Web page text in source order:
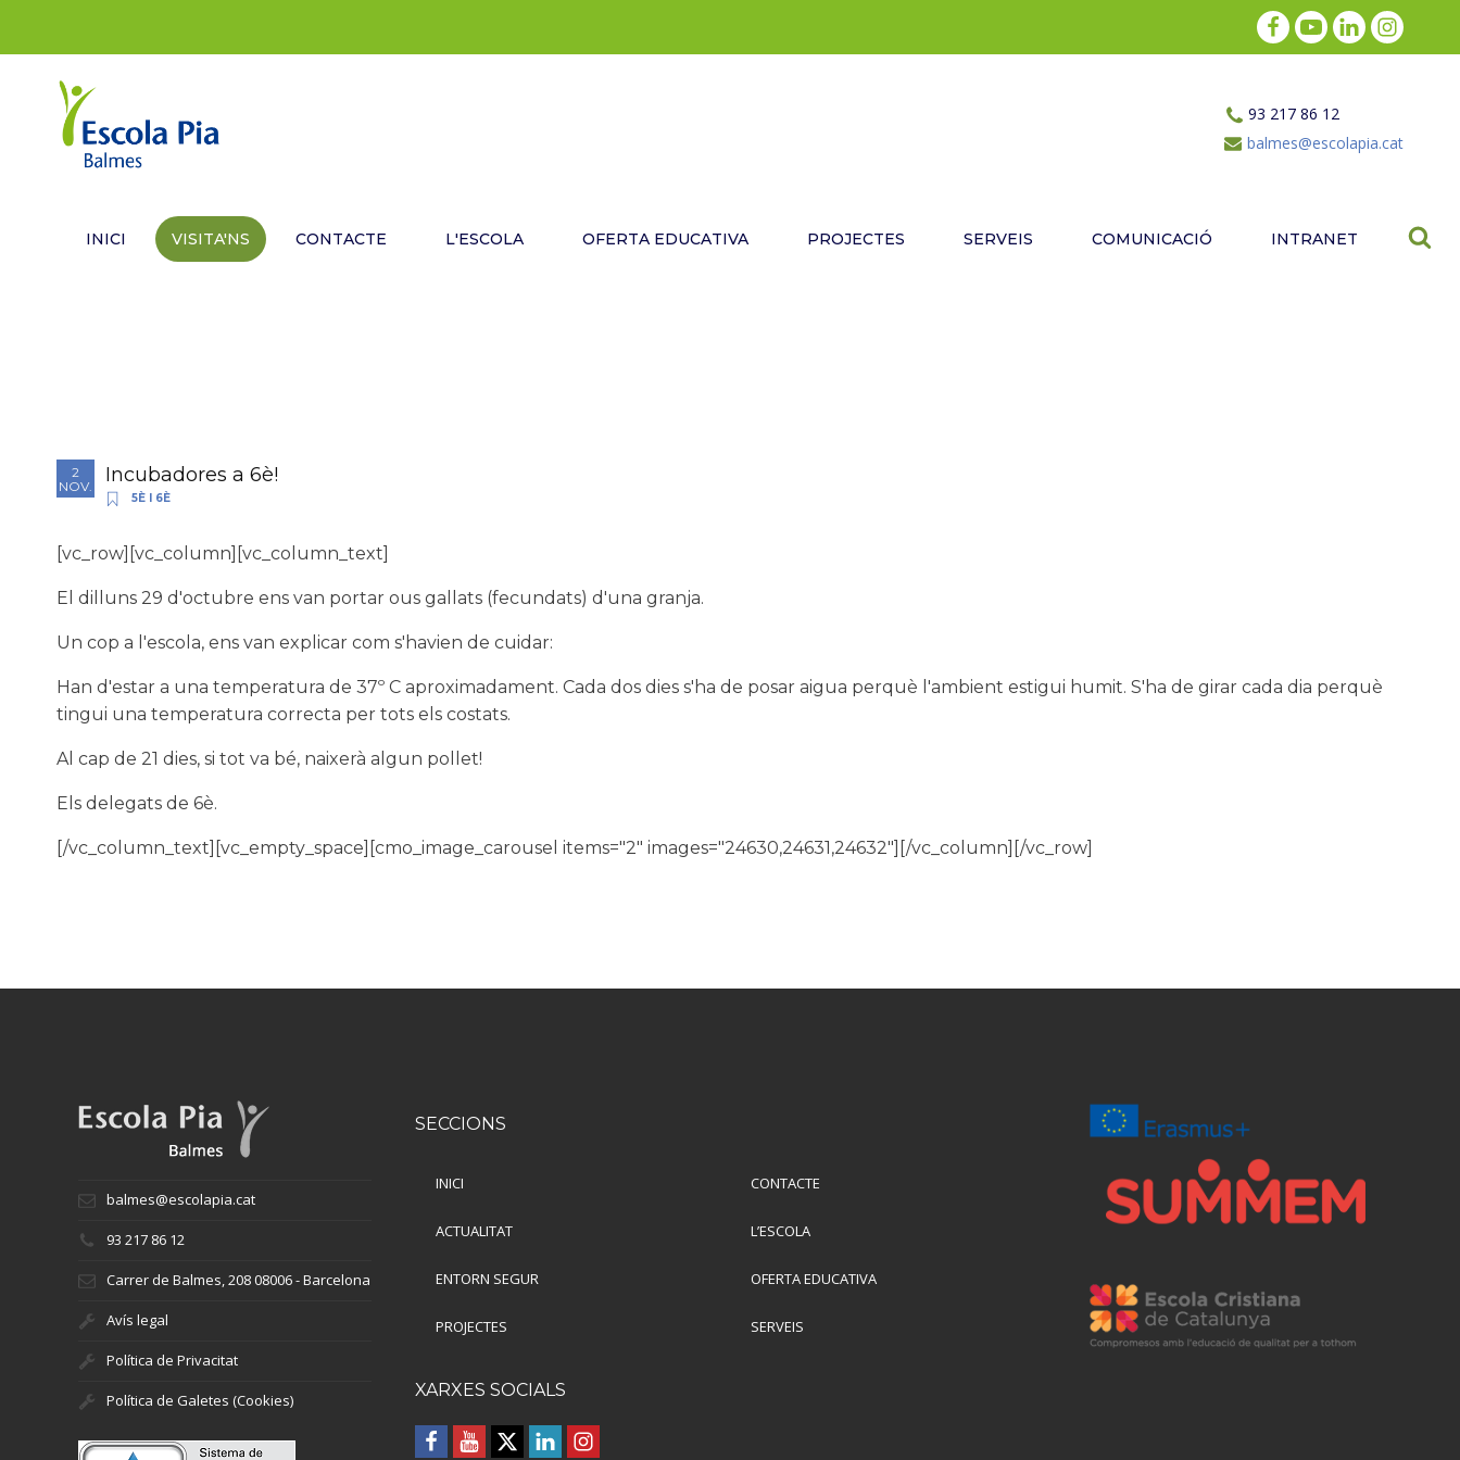
93 217 86 12
balmes@escolapia.cat
INICI VISITA'NS CONTACTE L'ESCOLA OFERTA EDUCATIVA PROJECTES SERVEIS COMUNICACIÓ INTRANET
2
NOV.
Incubadores a 6è!
5È I 6È
[vc_row][vc_column][vc_column_text]
El dilluns 29 d'octubre ens van portar ous gallats (fecundats) d'una granja.
Un cop a l'escola, ens van explicar com s'havien de cuidar:
Han d'estar a una temperatura de 37º C aproximadament. Cada dos dies s'ha de posar aigua perquè l'ambient estigui humit. S'ha de girar cada dia perquè
tingui una temperatura correcta per tots els costats.
Al cap de 21 dies, si tot va bé, naixerà algun pollet!
Els delegats de 6è.
[/vc_column_text][vc_empty_space][cmo_image_carousel items="2" images="24630,24631,24632"][/vc_column][/vc_row]
balmes@escolapia.cat
93 217 86 12
Carrer de Balmes, 208 08006 - Barcelona
Avís legal
Política de Privacitat
Política de Galetes (Cookies)
SECCIONS
INICI CONTACTE
ACTUALITAT L’ESCOLA
ENTORN SEGUR OFERTA EDUCATIVA
PROJECTES SERVEIS
XARXES SOCIALS